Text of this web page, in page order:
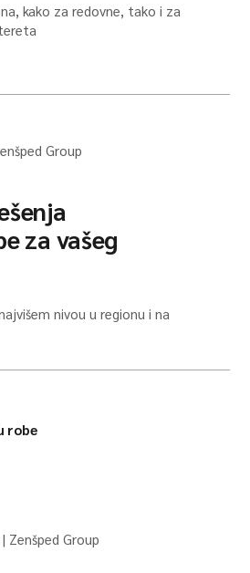
kako za redovne, tako i za
za vašeg
nivou u regionu i na
robe